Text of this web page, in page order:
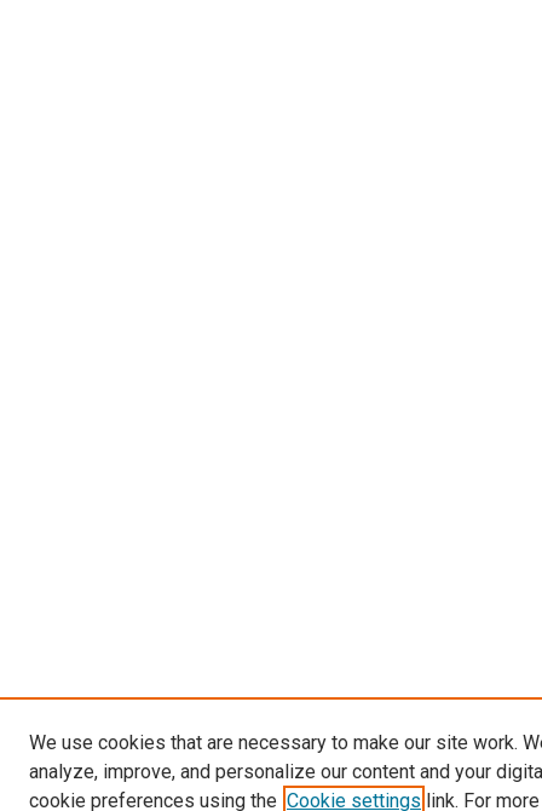
We use cookies that are necessary to make our site work.
analyze, improve, and personalize our content and your
cookie preferences using the Cookie settings link. For